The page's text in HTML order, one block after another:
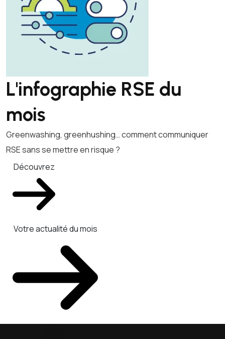
L'infographie RSE du
mois
Greenwashing, greenhushing… comment communiquer
RSE sans se mettre en risque ?
Découvrez
Votre actualité du mois